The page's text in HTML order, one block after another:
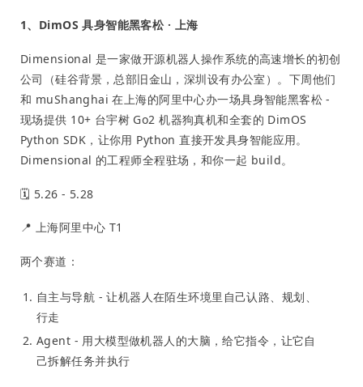
1、DimOS 具身智能黑客松 · 上海
Dimensional 是一家做开源机器人操作系统的高速增长的初创
公司（硅谷背景，总部旧金山，深圳设有办公室）。下周他们
和 muShanghai 在上海的阿里中心办一场具身智能黑客松 -
现场提供 10+ 台宇树 Go2 机器狗真机和全套的 DimOS
Python SDK，让你用 Python 直接开发具身智能应用。
Dimensional 的工程师全程驻场，和你一起 build。
🗓 5.26 - 5.28
📍 上海阿里中心 T1
两个赛道：
自主与导航 - 让机器人在陌生环境里自己认路、规划、
行走
Agent - 用大模型做机器人的大脑，给它指令，让它自
己拆解任务并执行